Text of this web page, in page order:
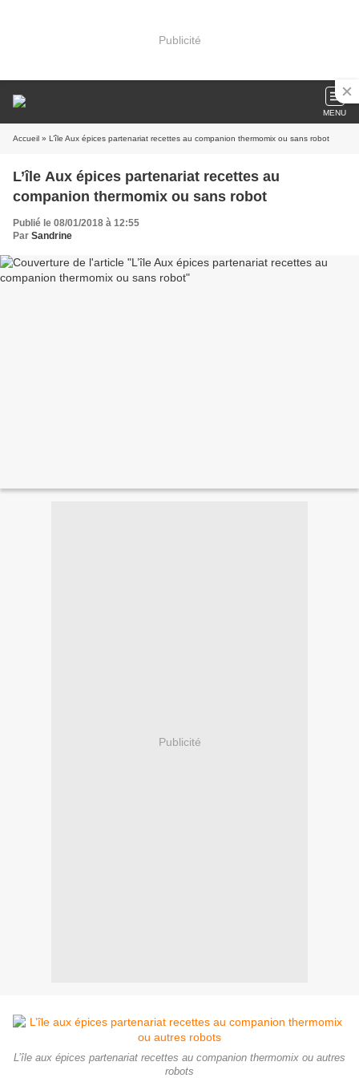
Publicité
MENU
Accueil » L’île Aux épices partenariat recettes au companion thermomix ou sans robot
L’île Aux épices partenariat recettes au
companion thermomix ou sans robot
Publié le 08/01/2018 à 12:55
Par Sandrine
Publicité
L’île aux épices partenariat recettes au companion thermomix ou autres
robots